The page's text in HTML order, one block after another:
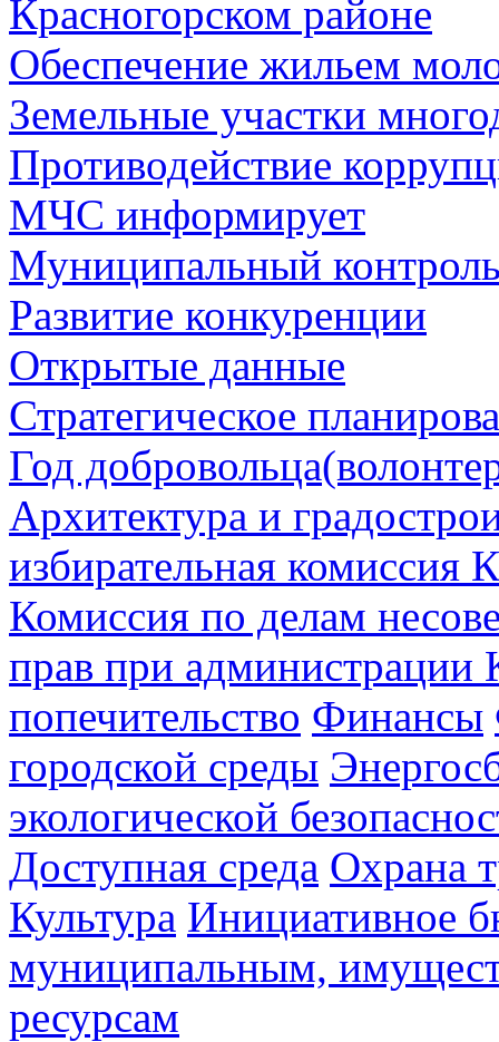
Красногорском районе
Обеспечение жильем
Земельные участки
Противодействие
МЧС информирует
Муниципальный
Развитие конкуренции
Открытые данные
Стратегическое
Год
Архитектура и
избирательная комиссия
Комиссия по делам
прав при администрации
попечительство Финансы
городской среды
экологической
Доступная среда Охрана
Культура Инициативное
муниципальным,
ресурсам